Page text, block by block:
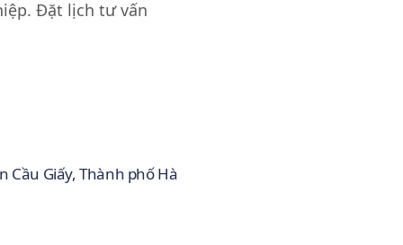
Đặt lịch tư vấn
Cầu Giấy, Thành phố Hà